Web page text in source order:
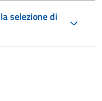
selezione di